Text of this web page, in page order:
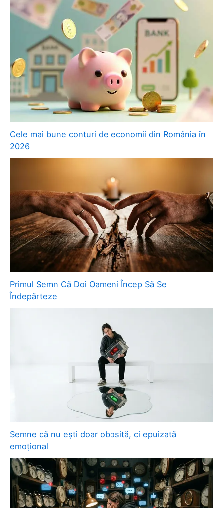
Cele mai bune conturi de economii din România în
2026
Primul Semn Că Doi Oameni Încep Să Se
Îndepărteze
Semne că nu ești doar obosită, ci epuizată
emoțional